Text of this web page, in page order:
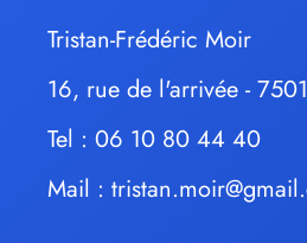
Tristan-Frédéric Moir
16, rue de l'arrivée -
Tel : 06 10 80 44 40
Mail :